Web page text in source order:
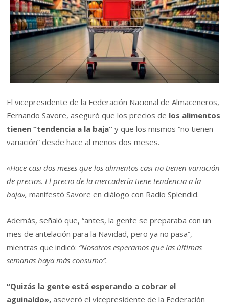
El vicepresidente de la Federación Nacional de Almaceneros,
Fernando Savore, aseguró que los precios de los alimentos
tienen “tendencia a la baja” y que los mismos “no tienen
variación” desde hace al menos dos meses.
«Hace casi dos meses que los alimentos casi no tienen variación
de precios. El precio de la mercadería tiene tendencia a la
baja», manifestó Savore en diálogo con Radio Splendid.
Además, señaló que, “antes, la gente se preparaba con un
mes de antelación para la Navidad, pero ya no pasa”,
mientras que indicó: “Nosotros esperamos que las últimas
semanas haya más consumo”.
“Quizás la gente está esperando a cobrar el
aguinaldo», aseveró el vicepresidente de la Federación